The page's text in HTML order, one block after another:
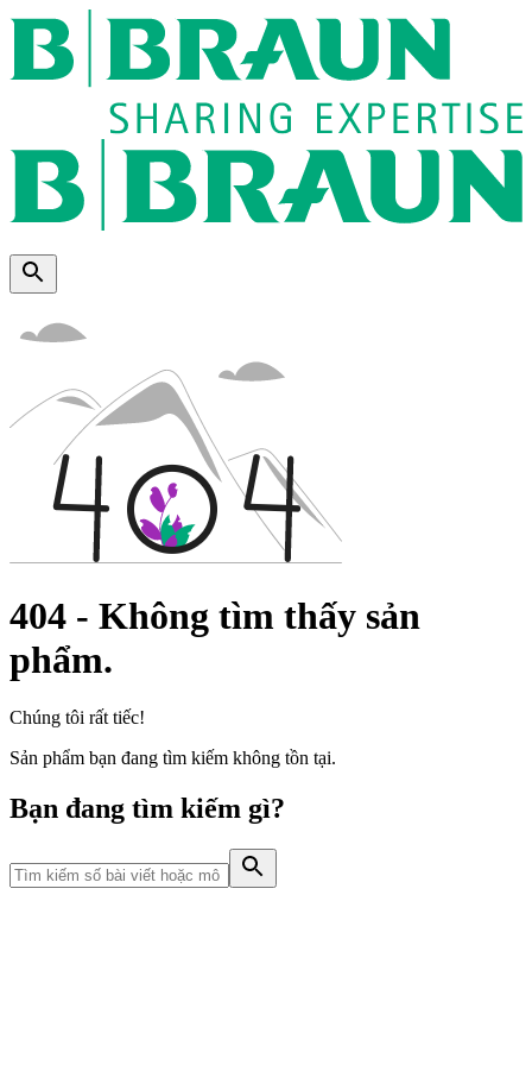
404 - Không tìm thấy sản
phẩm.
Chúng tôi rất tiếc!
Sản phẩm bạn đang tìm kiếm không tồn tại.
Bạn đang tìm kiếm gì?